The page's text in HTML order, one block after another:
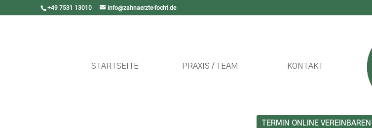
+49 7531 13010 info@zahnaerzte-focht.de
STARTSEITE PRAXIS / TEAM KONTAKT
TERMIN ONLINE VEREINBAREN